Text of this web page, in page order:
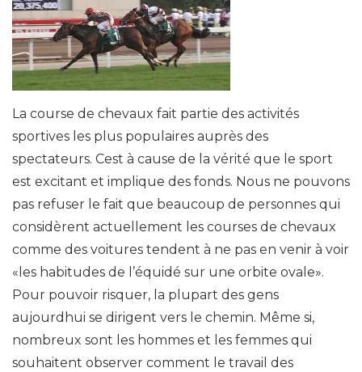
La course de chevaux fait partie des activités
sportives les plus populaires auprès des
spectateurs. Cest à cause de la vérité que le sport
est excitant et implique des fonds. Nous ne pouvons
pas refuser le fait que beaucoup de personnes qui
considèrent actuellement les courses de chevaux
comme des voitures tendent à ne pas en venir à voir
«les habitudes de l’équidé sur une orbite ovale».
Pour pouvoir risquer, la plupart des gens
aujourdhui se dirigent vers le chemin. Même si,
nombreux sont les hommes et les femmes qui
souhaitent observer comment le travail des